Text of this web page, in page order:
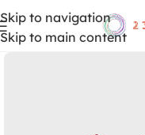
Skip to navigation
Skip to main content